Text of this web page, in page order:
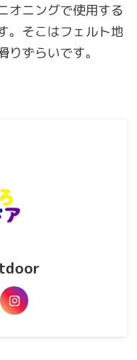
オニングで使用する
。そこはフェルト地
ずらいです。